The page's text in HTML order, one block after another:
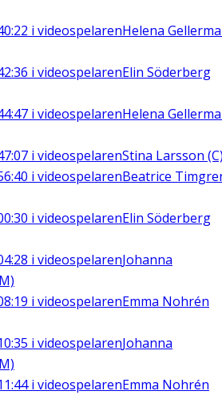
i videospelarenHelena
i videospelarenElin Söderberg
i videospelarenHelena
i videospelarenStina Larsson
i videospelarenBeatrice
i videospelarenElin Söderberg
i videospelarenJohanna
i videospelarenEmma Nohrén
i videospelarenJohanna
i videospelarenEmma Nohrén